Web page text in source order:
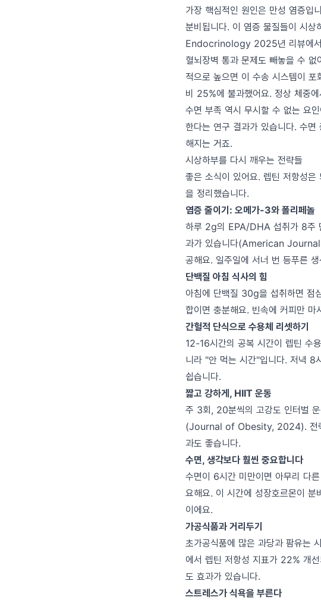
가장 핵심적인 원인은 만성 염증입
분비됩니다. 이 염증 물질들이 시
Endocrinology 2025년 리뷰에서
혈뇌장벽 통과 문제도 빼놓을 수
적으로 높으면 이 수송 시스템이
비 25%에 불과했어요. 정상 체중
수면 부족 역시 무시할 수 없는 요
한다는 연구 결과가 있습니다. 수
해지는 거죠.
시상하부를 다시 깨우는 전략들
좋은 소식이 있어요. 렙틴 저항성
을 정리했습니다.
염증 줄이기: 오메가-3와 폴리페놀
하루 2g의 EPA/DHA 섭취가 8주
과가 있습니다(American
공해요. 일주일에 서너 번 등푸른
단백질 아침 식사의 힘
아침에 단백질 30g을 섭취하면 점
합이면 충분해요. 빈속에 커피만
간헐적 단식으로 수용체 리셋하기
12-16시간의 공복 시간이 렙틴 수
니라 "안 먹는 시간"입니다. 저녁 8
쉽습니다.
짧고 강하게, HIIT 운동
주 3회, 20분씩의 고강도 인터벌
(Journal of Obesity, 2024). 전력
과도 좋습니다.
수면, 생각보다 훨씬 중요합니다
수면이 6시간 미만이면 아무리 다
요해요. 이 시간에 성장호르몬이
이에요.
가공식품과 거리두기
초가공식품에 많은 과당과 팜유는
에서 렙틴 저항성 지표가 22% 개
도 효과가 있습니다.
스트레스가 식욕을 부른다